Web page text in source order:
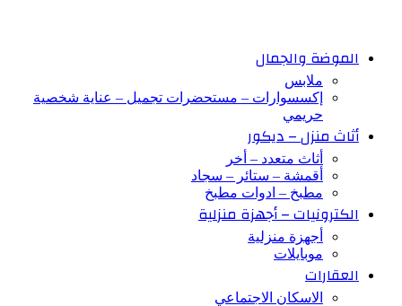
الموضة والجمال
ملابس
إكسسوارات – مستحضرات تجميل – عناية شخصية
حريمي
أثاث منزل – ديكور
أثاث متعدد – أخر
أقمشة – ستائر – سجاد
مطبخ – ادوات مطبخ
الكترونيات – أجهزة منزلية
أجهزة منزلية
موبايلات
العقارات
الاسكان الاجتماعي